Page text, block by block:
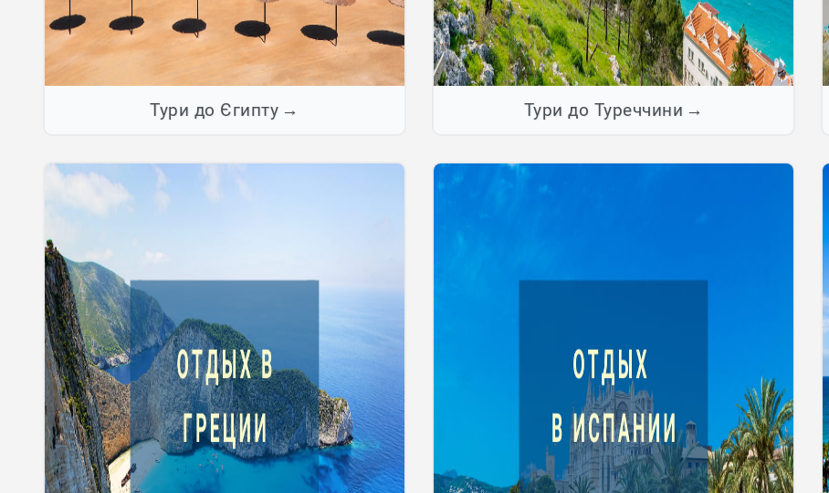
Тури до Єгипту Тури до Туреччини